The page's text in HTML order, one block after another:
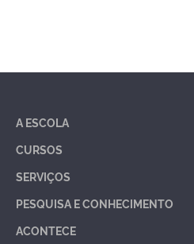
A ESCOLA
CURSOS
SERVIÇOS
PESQUISA E CONHECIMENTO
ACONTECE